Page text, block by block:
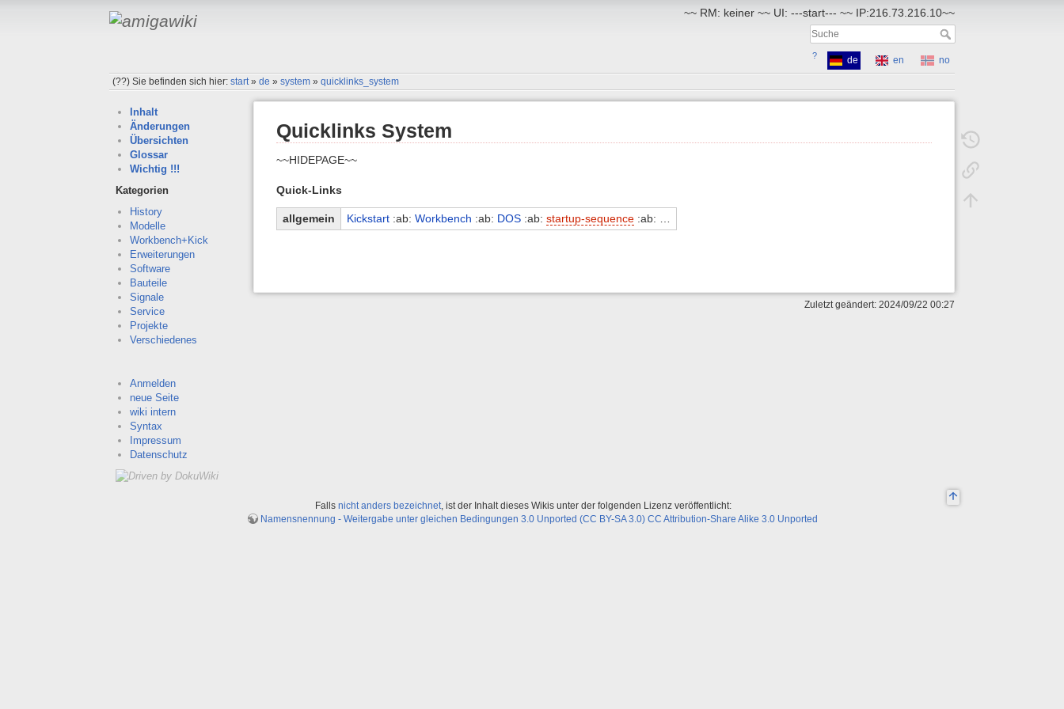
~~ RM: keiner ~~ UI: ---start--- ~~ IP:216.73.216.10~~
? de en
no
(??)Sie befinden sich hier:start»de »system »quicklinks_system
Inhalt
Änderungen
Übersichten
Glossar
Wichtig !!!
Kategorien
History
Modelle
Workbench+Kick
Erweiterungen
Software
Bauteile
Signale
Service
Projekte
Verschiedenes
Anmelden
neue Seite
wiki intern
Syntax
Impressum
Datenschutz
Quicklinks System
~~HIDEPAGE~~
Quick-Links
allgemein Kickstart :ab: Workbench :ab: DOS :ab: startup-sequence :ab: …
Zuletzt geändert: 2024/09/22 00:27
Falls nicht anders bezeichnet, ist der Inhalt dieses Wikis unter der folgenden Lizenz veröffentlicht:
Namensnennung - Weitergabe unter gleichen Bedingungen 3.0 Unported (CC BY-SA 3.0) CC Attribution-Share Alike 3.0 Unported